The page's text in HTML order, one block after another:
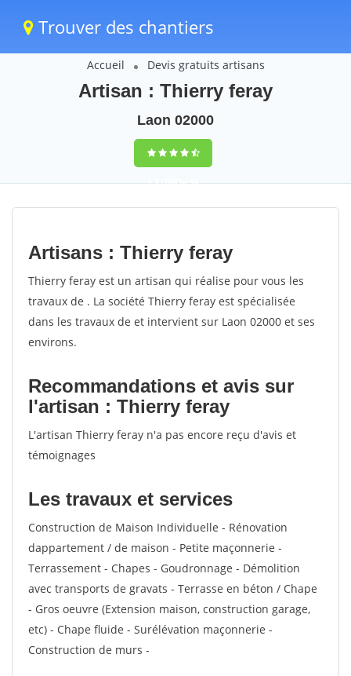
Trouver des chantiers
Accueil Devis gratuits artisans
Artisan : Thierry feray
Laon 02000
9,5(100%)46
votes
Artisans : Thierry feray
Thierry feray est un artisan qui réalise pour vous les
travaux de . La société Thierry feray est spécialisée
dans les travaux de et intervient sur Laon 02000 et ses
environs.
Recommandations et avis sur
l'artisan : Thierry feray
L'artisan Thierry feray n'a pas encore reçu d'avis et
témoignages
Les travaux et services
Construction de Maison Individuelle - Rénovation
dappartement / de maison - Petite maçonnerie -
Terrassement - Chapes - Goudronnage - Démolition
avec transports de gravats - Terrasse en béton / Chape
- Gros oeuvre (Extension maison, construction garage,
etc) - Chape fluide - Surélévation maçonnerie -
Construction de murs -